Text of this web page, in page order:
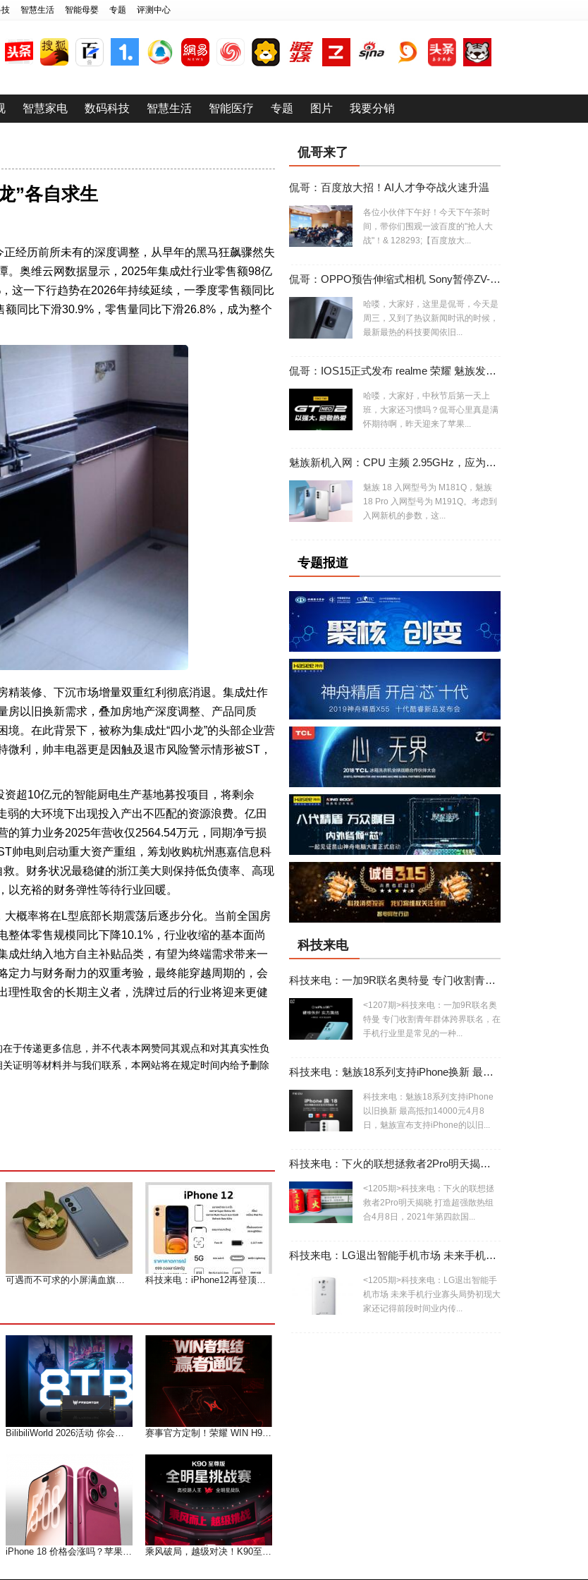
智慧生活 智能母婴 专题 评测中心
智慧家电 数码科技 智慧生活 智能医疗 专题 图片 我要分销
”各自求生
经历前所未有的深度调整，从早年的黑马狂飙骤然失
。奥维云网数据显示，2025年集成灶行业零售额98亿
这一下行趋势在2026年持续延续，一季度零售额同比
同比下滑30.9%，零售量同比下滑26.8%，成为整个
精装修、下沉市场增量双重红利彻底消退。集成灶作
房以旧换新需求，叠加房地产深度调整、产品同质
。在此背景下，被称为集成灶“四小龙”的头部企业营
利，帅丰电器更是因触及退市风险警示情形被ST，
超10亿元的智能厨电生产基地募投项目，将剩余
的大环境下出现投入产出不匹配的资源浪费。亿田
的算力业务2025年营收仅2564.54万元，同期净亏损
帅电则启动重大资产重组，筹划收购杭州惠嘉信息科
。财务状况最稳健的浙江美大则保持低负债率、高现
充裕的财务弹性等待行业回暖。
概率将在L型底部长期震荡后逐步分化。当前全国房
体零售规模同比下降10.1%，行业收缩的基本面尚
成灶纳入地方自主补贴品类，有望为终端需求带来一
定力与财务耐力的双重考验，最终能穿越周期的，会
理性取舍的长期主义者，洗牌过后的行业将迎来更健
于传递更多信息，并不代表本网赞同其观点和对其真实性负
证明等材料并与我们联系，本网站将在规定时间内给予删除
可遇而不可求的小屏满血旗舰--魅族 18测评 科技来电：iPhone12再登顶微博热搜 果粉们等到痴狂
BilibiliWorld 2026活动 你会看到什么？ 赛事官方定制！荣耀 WIN H9× 三角洲行动限定款来了
iPhone 18 价格会涨吗？苹果声明曝 9 月调涨端倪 乘风破局，越级对决！K90至尊版全明星挑战赛燃情开战
侃哥来了
侃哥：百度放大招！AI人才争夺战火速升温
各位小伙伴下午好！今天下午茶时
间，带你们围观一波百度的"抢人大
战"！& 128293;【百度放大...
侃哥：OPPO预告伸缩式相机 Sony暂停ZV-E10相机生产
哈喽，大家好，这里是侃哥，今天是
周三，又到了热议新闻时讯的时候，
最新最热的科技要闻依旧...
侃哥：IOS15正式发布 realme 荣耀 魅族发布会撞车
哈喽，大家好，中秋节后第一天上
班，大家还习惯吗？侃哥心里真是满
怀期待啊，昨天迎来了苹果...
魅族新机入网：CPU 主频 2.95GHz，应为魅族 18/Pro 换芯版
魅族 18 入网型号为 M181Q，魅族
18 Pro 入网型号为 M191Q。考虑到
入网新机的参数，这...
专题报道
科技来电
科技来电：一加9R联名奥特曼 专门收割青年群体
<1207期>科技来电：一加9R联名奥
特曼 专门收割青年群体跨界联名，在
手机行业里是常见的一种...
科技来电：魅族18系列支持iPhone换新 最高抵扣14000元
科技来电：魅族18系列支持iPhone
以旧换新 最高抵扣14000元4月8
日，魅族宣布支持iPhone的以旧...
科技来电：下火的联想拯救者2Pro明天揭晓 打造超强散热组合
<1205期>科技来电：下火的联想拯
救者2Pro明天揭晓 打造超强散热组
合4月8日，2021年第四款国...
科技来电：LG退出智能手机市场 未来手机行业寡头局势初现
<1205期>科技来电：LG退出智能手
机市场 未来手机行业寡头局势初现大
家还记得前段时间业内传...